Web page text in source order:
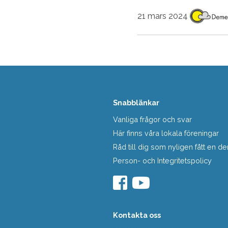
21 mars 2024
Snabblänkar
Vanliga frågor och svar
Här finns våra lokala föreningar
Råd till dig som nyligen fått en
Person- och Integritetspolicy
Kontakta oss